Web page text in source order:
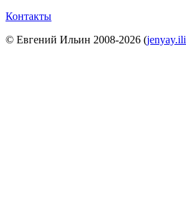
Контакты
© Евгений Ильин 2008-2026 (